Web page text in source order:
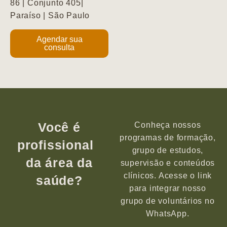
86 | Conjunto 405|
Paraíso | São Paulo
Agendar sua
consulta
Você é
profissional
da área da
saúde?
Conheça nossos
programas de formação,
grupo de estudos,
supervisão e conteúdos
clínicos. Acesse o link
para integrar nosso
grupo de voluntários no
WhatsApp.